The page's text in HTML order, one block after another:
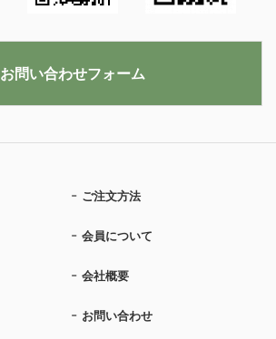
ご注文方法
会員について
会社概要
お問い合わせ
お問い合わせフォーム